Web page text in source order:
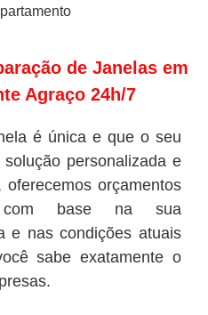
de Janelas em
Agraço 24h/7
é única e que o seu
personalizada e
orçamentos
com base na sua
e nas condições atuais
sabe exatamente o